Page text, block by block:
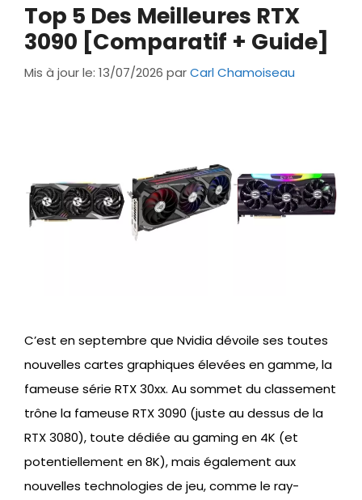
Top 5 Des Meilleures RTX
3090 [Comparatif + Guide]
Mis à jour le: 13/07/2026 parCarl Chamoiseau
C’est en septembre que Nvidia dévoile ses toutes
nouvelles cartes graphiques élevées en gamme, la
fameuse série RTX 30xx. Au sommet du classement
trône la fameuse RTX 3090 (juste au dessus de la
RTX 3080), toute dédiée au gaming en 4K (et
potentiellement en 8K), mais également aux
nouvelles technologies de jeu, comme le ray-